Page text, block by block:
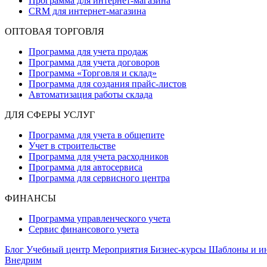
CRM для интернет-магазина
ОПТОВАЯ ТОРГОВЛЯ
Программа для учета продаж
Программа для учета договоров
Программа «Торговля и склад»
Программа для создания прайс‑листов
Автоматизация работы склада
ДЛЯ СФЕРЫ УСЛУГ
Программа для учета в общепите
Учет в строительстве
Программа для учета расходников
Программа для автосервиса
Программа для сервисного центра
ФИНАНСЫ
Программа управленческого учета
Сервис финансового учета
Блог Учебный центр Мероприятия Бизнес-курсы Шаблоны и
Внедрим